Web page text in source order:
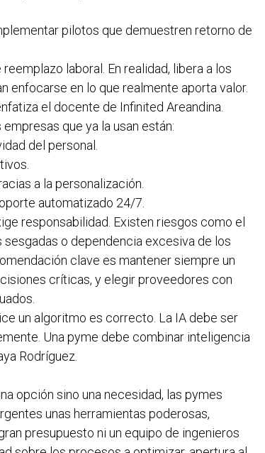
pilotos que demuestren retorno de
laboral. En realidad, libera a los
enfocarse en lo que realmente aporta valor.
el docente de Infinited Areandina.
que ya la usan están:
del personal.
a la personalización.
automatizado 24/7.
responsabilidad. Existen riesgos como el
o dependencia excesiva de los
clave es mantener siempre un
críticas, y elegir proveedores con
un algoritmo es correcto. La IA debe ser
Una pyme debe combinar inteligencia
Rodríguez.
opción sino una necesidad, las pymes
unas herramientas poderosas,
presupuesto ni un equipo de ingenieros